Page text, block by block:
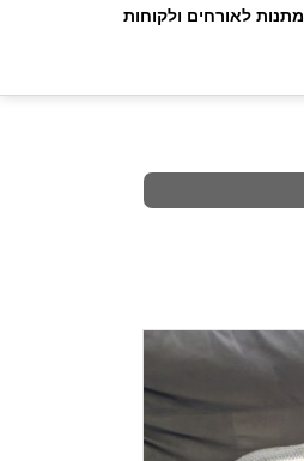
מתנות לאורחים ולקוחות